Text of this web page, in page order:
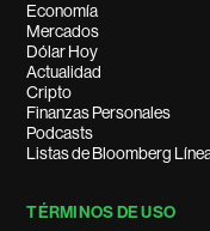
Economía
Mercados
Dólar Hoy
Actualidad
Cripto
Finanzas Personales
Podcasts
Listas de Bloomberg
TÉRMINOS DE USO